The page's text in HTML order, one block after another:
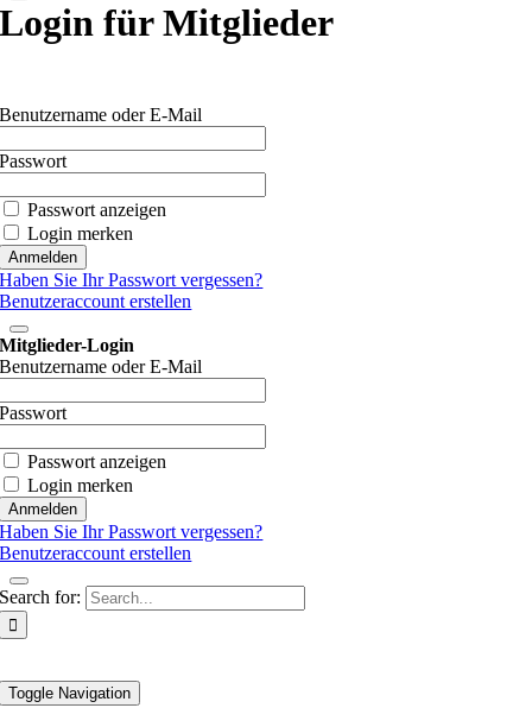
Login für Mitglieder
Benutzername oder E-Mail
Passwort
Passwort anzeigen
Login merken
Haben Sie Ihr Passwort vergessen?
Benutzeraccount erstellen
Mitglieder-Login
Benutzername oder E-Mail
Passwort
Passwort anzeigen
Login merken
Haben Sie Ihr Passwort vergessen?
Benutzeraccount erstellen
Search for:
Toggle Navigation